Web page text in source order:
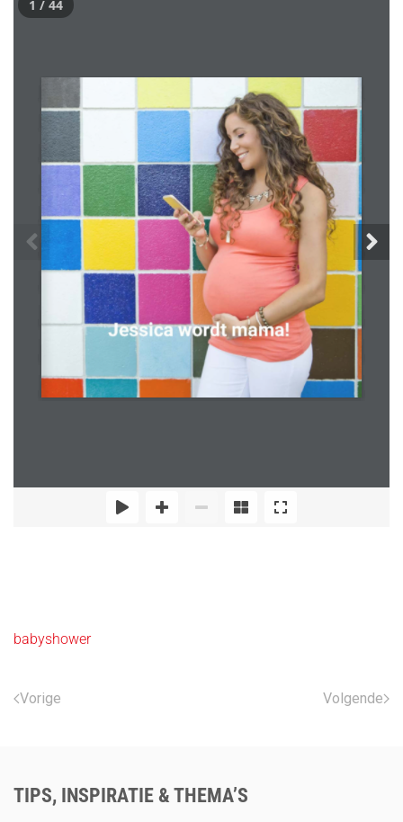
babyshower
Vorige Volgende
TIPS, INSPIRATIE & THEMA’S